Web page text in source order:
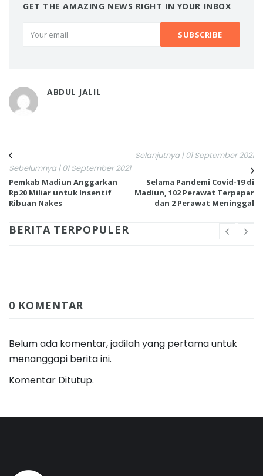
GET THE AMAZING NEWS RIGHT IN YOUR INBOX
ABDUL JALIL
Sebelumnya | 01 September 2021
Pemkab Madiun Anggarkan
Rp20 Miliar untuk Insentif
Ribuan Nakes
Selanjutnya | 01 September 2021
Selama Pandemi Covid-19 di
Madiun, 102 Perawat Terpapar
dan 2 Perawat Meninggal
BERITA TERPOPULER
0 KOMENTAR
Belum ada komentar, jadilah yang pertama untuk
menanggapi berita ini.
Komentar Ditutup.